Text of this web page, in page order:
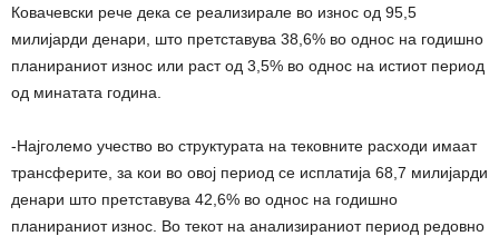
Ковачевски рече дека се реализирале во износ од 95,5
милијарди денари, што претставува 38,6% во однос на годишно
планираниот износ или раст од 3,5% во однос на истиот период
од минатата година.
-Најголемо учество во структурата на тековните расходи имаат
трансферите, за кои во овој период се исплатија 68,7 милијарди
денари што претставува 42,6% во однос на годишно
планираниот износ. Во текот на анализираниот период редовно